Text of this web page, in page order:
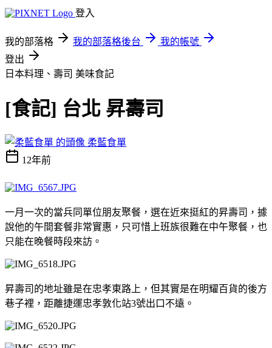
登入
我的部落格 我的部落格後台
我的帳號
登出
日本料理、壽司 美味食記
[食記] 台北 昇壽司
柔藍食單
12年前
一月一次的當兵同單位朋友聚餐，選在近來挺紅的昇壽司，據
說他的午間套餐非常實惠，只可惜上班族很難在中午聚餐，也
只能在晚餐時段來訪。
昇壽司的地址雖是在忠孝東路上，但其實是在明耀百貨的後方
巷子裡，距離捷運忠孝敦化站3號出口不遠。